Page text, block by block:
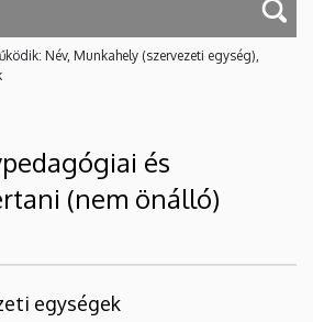
Név, Munkahely (szervezeti egység),
és
(nem önálló)
egységek